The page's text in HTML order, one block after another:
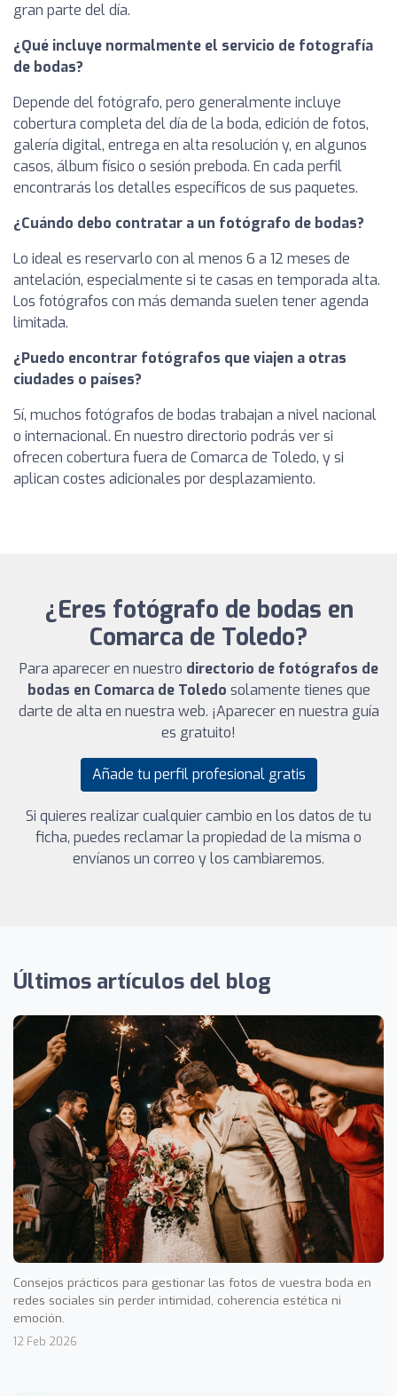
gran parte del día.
¿Qué incluye normalmente el servicio de fotografía
de bodas?
Depende del fotógrafo, pero generalmente incluye
cobertura completa del día de la boda, edición de fotos,
galería digital, entrega en alta resolución y, en algunos
casos, álbum físico o sesión preboda. En cada perfil
encontrarás los detalles específicos de sus paquetes.
¿Cuándo debo contratar a un fotógrafo de bodas?
Lo ideal es reservarlo con al menos 6 a 12 meses de
antelación, especialmente si te casas en temporada alta.
Los fotógrafos con más demanda suelen tener agenda
limitada.
¿Puedo encontrar fotógrafos que viajen a otras
ciudades o países?
Sí, muchos fotógrafos de bodas trabajan a nivel nacional
o internacional. En nuestro directorio podrás ver si
ofrecen cobertura fuera de Comarca de Toledo, y si
aplican costes adicionales por desplazamiento.
¿Eres fotógrafo de bodas en
Comarca de Toledo?
Para aparecer en nuestro directorio de fotógrafos de
bodas en Comarca de Toledo solamente tienes que
darte de alta en nuestra web. ¡Aparecer en nuestra guía
es gratuito!
Añade tu perfil profesional gratis
Si quieres realizar cualquier cambio en los datos de tu
ficha, puedes reclamar la propiedad de la misma o
envíanos un correo y los cambiaremos.
Últimos artículos del blog
Consejos prácticos para gestionar las fotos de vuestra boda en
redes sociales sin perder intimidad, coherencia estética ni
emoción.
12 Feb 2026